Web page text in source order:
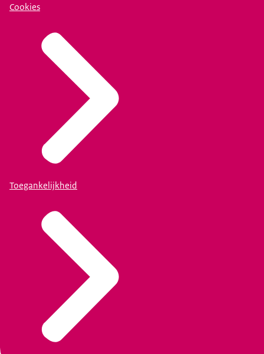
Cookies
Toegankelijkheid